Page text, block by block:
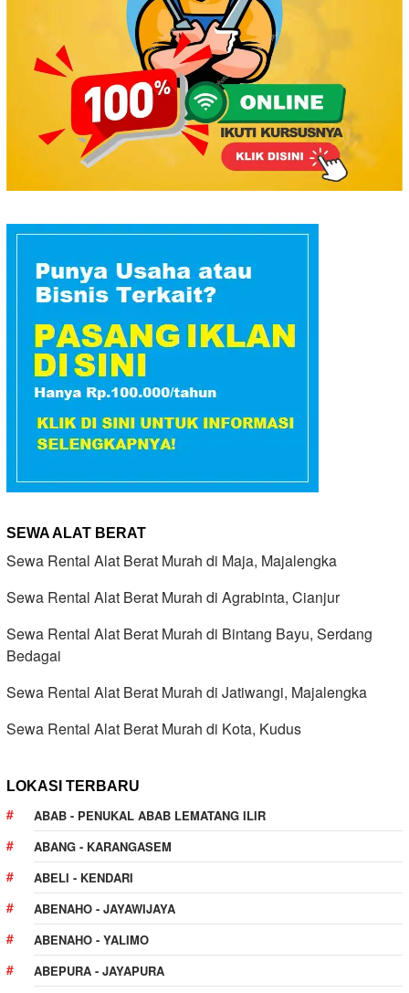
SEWA ALAT BERAT
Sewa Rental Alat Berat Murah di Maja, Majalengka
Sewa Rental Alat Berat Murah di Agrabinta, Cianjur
Sewa Rental Alat Berat Murah di Bintang Bayu, Serdang
Bedagai
Sewa Rental Alat Berat Murah di Jatiwangi, Majalengka
Sewa Rental Alat Berat Murah di Kota, Kudus
LOKASI TERBARU
ABAB - PENUKAL ABAB LEMATANG ILIR
ABANG - KARANGASEM
ABELI - KENDARI
ABENAHO - JAYAWIJAYA
ABENAHO - YALIMO
ABEPURA - JAYAPURA